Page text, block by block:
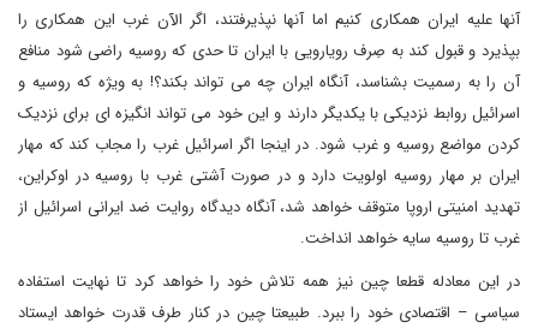
آنها علیه ایران همکاری کنیم اما آنها نپذیرفتند، اگر الآن غرب این همکاری را
بپذیرد و قبول کند به صِرف رویارویی با ایران تا حدی که روسیه راضی شود منافع
آن را به رسمیت بشناسد، آنگاه ایران چه می تواند بکند؟! به ویژه که روسیه و
اسرائیل روابط نزدیکی با یکدیگر دارند و این خود می تواند انگیزه ای برای نزدیک
کردن مواضع روسیه و غرب شود. در اینجا اگر اسرائیل غرب را مجاب کند که مهار
ایران بر مهار روسیه اولویت دارد و در صورت آشتی غرب با روسیه در اوکراین،
تهدید امنیتی اروپا متوقف خواهد شد، آنگاه دیدگاه روایت ضد ایرانی اسرائیل از
غرب تا روسیه سایه خواهد انداخت.
در این معادله قطعا چین نیز همه تلاش خود را خواهد کرد تا نهایت استفاده
سیاسی – اقتصادی خود را ببرد. طبیعتا چین در کنار طرف قدرت خواهد ایستاد